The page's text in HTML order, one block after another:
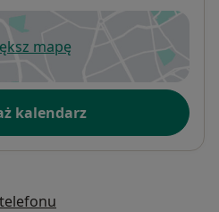
mapę
otwiera się w nowej karcie
kalendarz